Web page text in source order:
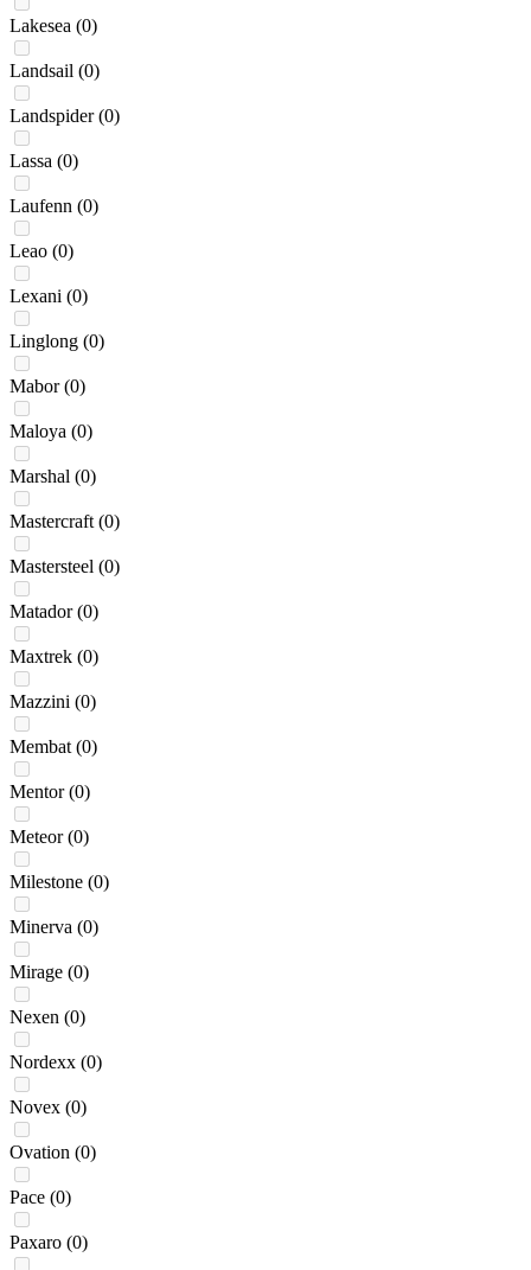
Lakesea (0)
Landsail (0)
Landspider (0)
Lassa (0)
Laufenn (0)
Leao (0)
Lexani (0)
Linglong (0)
Mabor (0)
Maloya (0)
Marshal (0)
Mastercraft (0)
Mastersteel (0)
Matador (0)
Maxtrek (0)
Mazzini (0)
Membat (0)
Mentor (0)
Meteor (0)
Milestone (0)
Minerva (0)
Mirage (0)
Nexen (0)
Nordexx (0)
Novex (0)
Ovation (0)
Pace (0)
Paxaro (0)